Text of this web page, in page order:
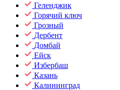
Геленджик
Горячий ключ
Грозный
Дербент
Домбай
Ейск
Избербаш
Казань
Калининград